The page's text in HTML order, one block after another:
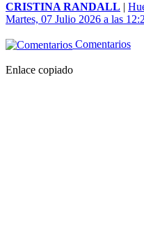
CRISTINA RANDALL |
Martes, 07 Julio 2026 a las
Comentarios
Enlace copiado